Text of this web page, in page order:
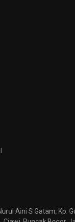
Aini S Gatam, Kp.